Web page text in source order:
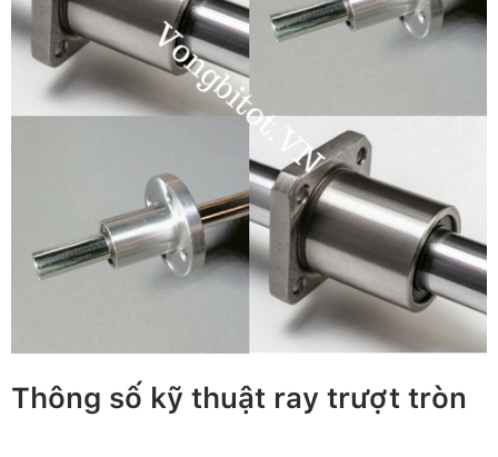
Thông số kỹ thuật ray trượt tròn